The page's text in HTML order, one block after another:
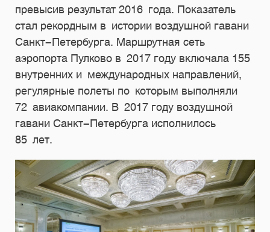
превысив результат 2016 года. Показатель
стал рекордным в истории воздушной гавани
Санкт-Петербурга. Маршрутная сеть
аэропорта Пулково в 2017 году включала 155
внутренних и международных направлений,
регулярные полеты по которым выполняли
72 авиакомпании. В 2017 году воздушной
гавани Санкт-Петербурга исполнилось
85 лет.